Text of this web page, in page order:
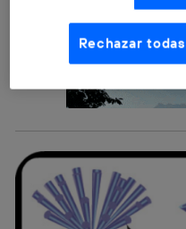
(como se describe en
basadas en tu
aquí (solo
internet habilitada ,
operadoras de telefonía
La tecnología Utiq está
operadora de telefonía,
información de la cuenta
telecomunicaciones
(p. ej., número de teléfono
Rechazar todas